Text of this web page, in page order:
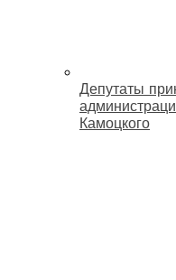
Депутаты
Камоцкого